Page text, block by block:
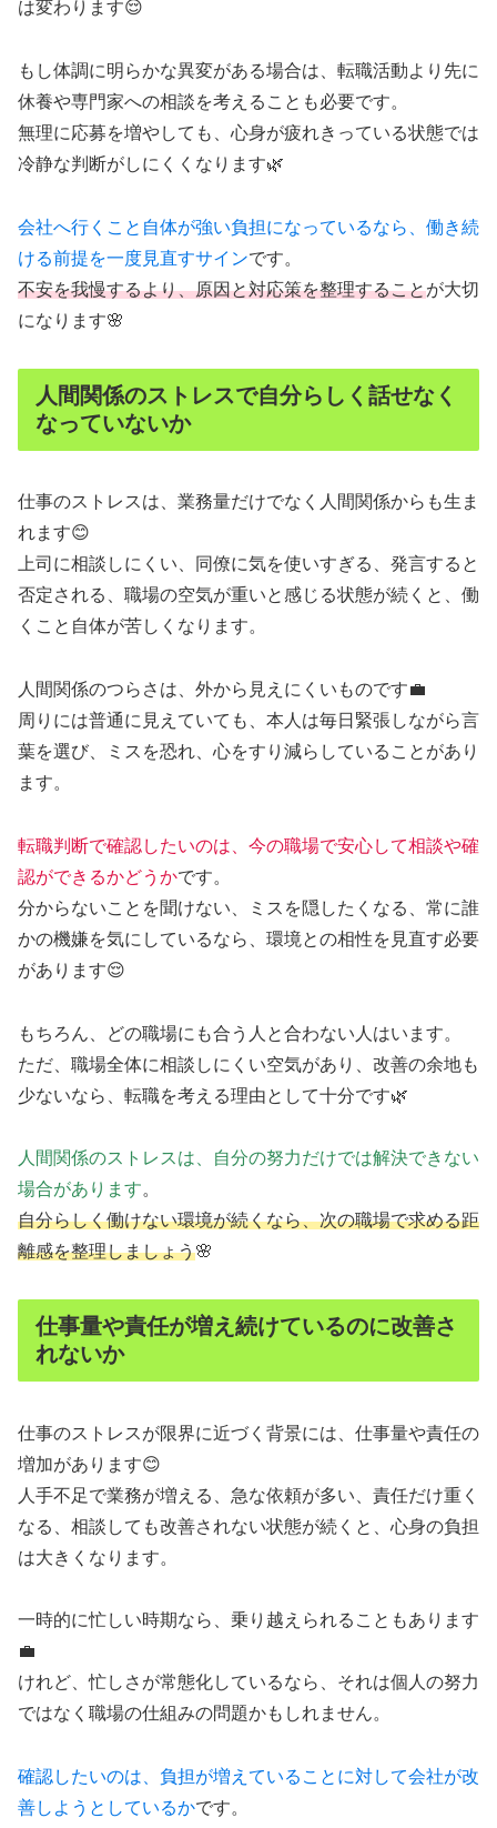
は変わります😌
もし体調に明らかな異変がある場合は、転職活動より先に
休養や専門家への相談を考えることも必要です。
無理に応募を増やしても、心身が疲れきっている状態では
冷静な判断がしにくくなります🌿
会社へ行くこと自体が強い負担になっているなら、働き続
ける前提を一度見直すサインです。
不安を我慢するより、原因と対応策を整理することが大切
になります🌸
人間関係のストレスで自分らしく話せなく
なっていないか
仕事のストレスは、業務量だけでなく人間関係からも生ま
れます😊
上司に相談しにくい、同僚に気を使いすぎる、発言すると
否定される、職場の空気が重いと感じる状態が続くと、働
くこと自体が苦しくなります。
人間関係のつらさは、外から見えにくいものです💼
周りには普通に見えていても、本人は毎日緊張しながら言
葉を選び、ミスを恐れ、心をすり減らしていることがあり
ます。
転職判断で確認したいのは、今の職場で安心して相談や確
認ができるかどうかです。
分からないことを聞けない、ミスを隠したくなる、常に誰
かの機嫌を気にしているなら、環境との相性を見直す必要
があります😌
もちろん、どの職場にも合う人と合わない人はいます。
ただ、職場全体に相談しにくい空気があり、改善の余地も
少ないなら、転職を考える理由として十分です🌿
人間関係のストレスは、自分の努力だけでは解決できない
場合があります。
自分らしく働けない環境が続くなら、次の職場で求める距
離感を整理しましょう🌸
仕事量や責任が増え続けているのに改善さ
れないか
仕事のストレスが限界に近づく背景には、仕事量や責任の
増加があります😊
人手不足で業務が増える、急な依頼が多い、責任だけ重く
なる、相談しても改善されない状態が続くと、心身の負担
は大きくなります。
一時的に忙しい時期なら、乗り越えられることもあります
💼
けれど、忙しさが常態化しているなら、それは個人の努力
ではなく職場の仕組みの問題かもしれません。
確認したいのは、負担が増えていることに対して会社が改
善しようとしているかです。